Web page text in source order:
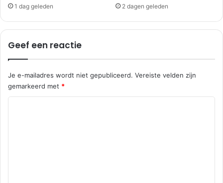
1 dag geleden 2 dagen geleden
Geef een reactie
Je e-mailadres wordt niet gepubliceerd. Vereiste velden zijn
gemarkeerd met *